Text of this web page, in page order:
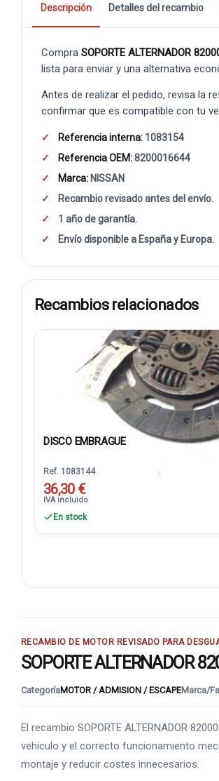
Descripción Detalles del recambio
Compra SOPORTE ALTERNADOR
lista para enviar y una alternativa
Antes de realizar el pedido, revisa la
confirmar que es compatible con tu
Referencia interna: 1083154
Referencia OEM:8200016644
Marca: NISSAN
Recambio revisado antes del envío.
1 año de garantía.
Envío disponible a España y Europa.
Recambios relacionados
DISCO EMBRAGUE
Ref. 1083144
36,30 €
IVA incluido
En stock
RECAMBIO DE MOTOR REVISADO PARA
SOPORTE ALTERNADOR
CategoríaMOTOR / ADMISION / ESCAPEMarca/
El recambio SOPORTE ALTERNADOR
vehículo y el correcto funcionamiento
montaje y reducir costes innecesarios.